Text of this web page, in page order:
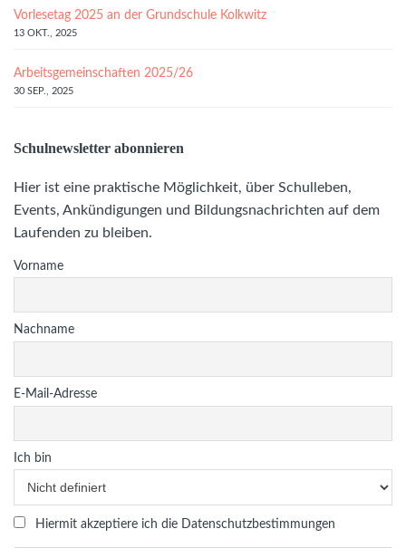
Vorlesetag 2025 an der Grundschule Kolkwitz
13 OKT., 2025
Arbeitsgemeinschaften 2025/26
30 SEP., 2025
Schulnewsletter abonnieren
Hier ist eine praktische Möglichkeit, über Schulleben,
Events, Ankündigungen und Bildungsnachrichten auf dem
Laufenden zu bleiben.
Vorname
Nachname
E-Mail-Adresse
Ich bin
Hiermit akzeptiere ich die Datenschutzbestimmungen